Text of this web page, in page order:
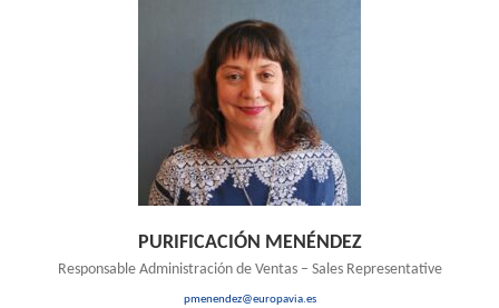
PURIFICACIÓN MENÉNDEZ
Responsable Administración de Ventas – Sales Representative
pmenendez@europavia.es